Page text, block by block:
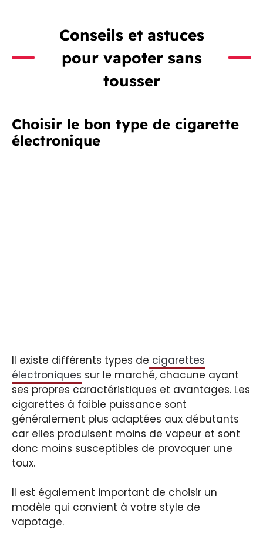
Conseils et astuces
pour vapoter sans
tousser
Choisir le bon type de cigarette
électronique
Il existe différents types de cigarettes
électroniques sur le marché, chacune ayant
ses propres caractéristiques et avantages. Les
cigarettes à faible puissance sont
généralement plus adaptées aux débutants
car elles produisent moins de vapeur et sont
donc moins susceptibles de provoquer une
toux.
Il est également important de choisir un
modèle qui convient à votre style de
vapotage.